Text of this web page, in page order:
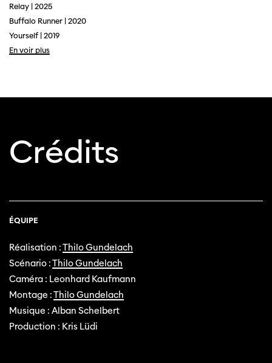
optimale avec Internet Explorer. Veuillez
utiliser un autre navigateur.
Relay | 2025
Buffalo Runner | 2020
Yourself | 2019
En voir plus
Crédits
ÉQUIPE
Réalisation :Thilo Gundelach
Scénario :Thilo Gundelach
Caméra : Leonhard Kaufmann
Montage :Thilo Gundelach
Musique : Alban Schelbert
Production : Kris Lüdi